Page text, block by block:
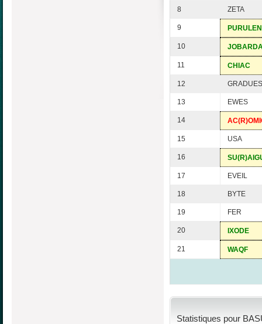
8 ZETA
9
10
11 CHIAC
12 GRADUES
13 EWES
14
15 USA
16
17 EVEIL
18 BYTE
19 FER
20 IXODE
21 WAQF
Statistiques pour